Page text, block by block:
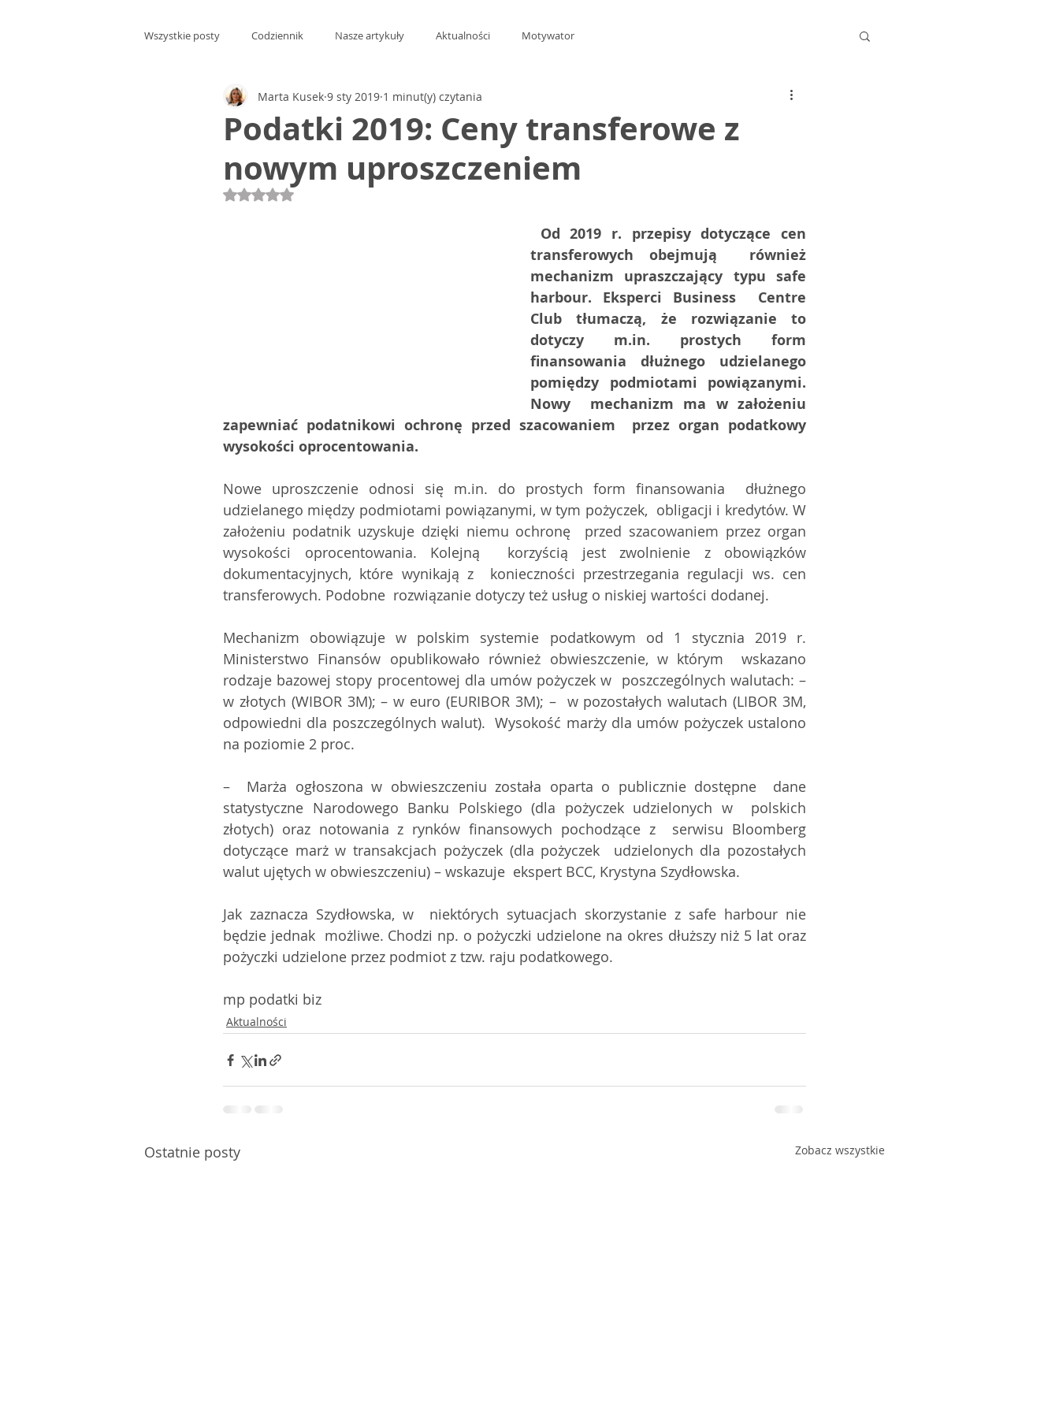
Wszystkie posty Codziennik Nasze artykuły Aktualności Motywator
Podatki 2019: Ceny transferowe z
nowym uproszczeniem
Marta Kusek 9 sty 2019 1 minut(y) czytania
Oceniono na NaN z 5 gwiazdek.
Od 2019 r. przepisy dotyczące cen
transferowych obejmują  również
mechanizm upraszczający typu safe
harbour. Eksperci Business  Centre
Club tłumaczą, że rozwiązanie to
dotyczy m.in. prostych form
finansowania dłużnego udzielanego
pomiędzy podmiotami powiązanymi.
Nowy  mechanizm ma w założeniu
zapewniać podatnikowi ochronę przed szacowaniem  przez organ podatkowy
wysokości oprocentowania.
Nowe uproszczenie odnosi się m.in. do prostych form finansowania  dłużnego
udzielanego między podmiotami powiązanymi, w tym pożyczek,  obligacji i kredytów. W
założeniu podatnik uzyskuje dzięki niemu ochronę  przed szacowaniem przez organ
wysokości oprocentowania. Kolejną  korzyścią jest zwolnienie z obowiązków
dokumentacyjnych, które wynikają z  konieczności przestrzegania regulacji ws. cen
transferowych. Podobne  rozwiązanie dotyczy też usług o niskiej wartości dodanej.
Mechanizm obowiązuje w polskim systemie podatkowym od 1 stycznia 2019 r.
Ministerstwo Finansów opublikowało również obwieszczenie, w którym  wskazano
rodzaje bazowej stopy procentowej dla umów pożyczek w  poszczególnych walutach: –
w złotych (WIBOR 3M); – w euro (EURIBOR 3M); –  w pozostałych walutach (LIBOR 3M,
odpowiedni dla poszczególnych walut).  Wysokość marży dla umów pożyczek ustalono
na poziomie 2 proc.
–  Marża ogłoszona w obwieszczeniu została oparta o publicznie dostępne  dane
statystyczne Narodowego Banku Polskiego (dla pożyczek udzielonych w  polskich
złotych) oraz notowania z rynków finansowych pochodzące z  serwisu Bloomberg
dotyczące marż w transakcjach pożyczek (dla pożyczek  udzielonych dla pozostałych
walut ujętych w obwieszczeniu) – wskazuje  ekspert BCC, Krystyna Szydłowska.
Jak zaznacza Szydłowska, w  niektórych sytuacjach skorzystanie z safe harbour nie
będzie jednak  możliwe. Chodzi np. o pożyczki udzielone na okres dłuższy niż 5 lat oraz
pożyczki udzielone przez podmiot z tzw. raju podatkowego.
mp podatki biz
Aktualności
Ostatnie posty Zobacz wszystkie